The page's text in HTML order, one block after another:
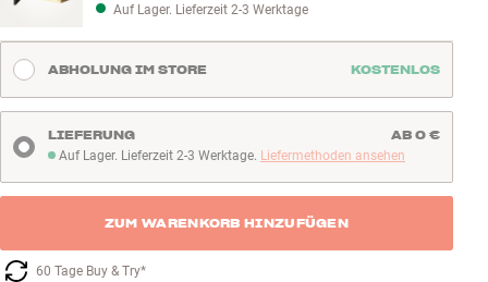
Auf Lager. Lieferzeit 2-3 Werktage
ABHOLUNG IM STORE KOSTENLOS
Auf Lager. Lieferzeit 2-3 Werktage
Auf Lager. Lieferzeit 2-3 Werktage. Liefermethoden ansehen
LIEFERUNG AB 0 €
ZUM WARENKORB HINZUFÜGEN
60 Tage Buy & Try*